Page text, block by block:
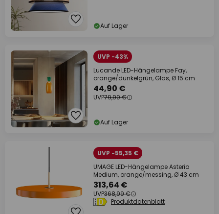
Auf Lager
UVP -43%
Lucande LED-Hängelampe Fay,
orange/dunkelgrün, Glas, Ø 15 cm
44,90 €
UVP79,90 €
Auf Lager
UVP -55,35 €
UMAGE LED-Hängelampe Asteria
Medium, orange/messing, Ø 43 cm
313,64 €
UVP368,99 €
Produktdatenblatt